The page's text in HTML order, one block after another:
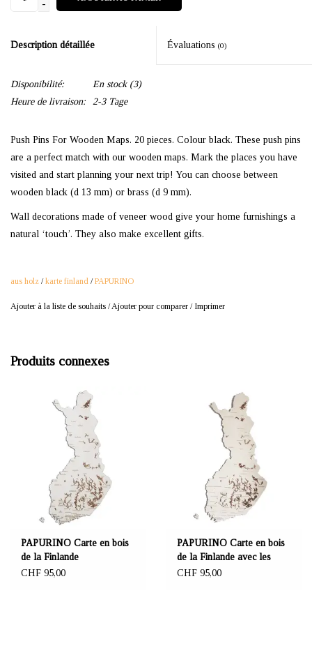
-
Description détaillée Évaluations (0)
Disponibilité: En stock(3)
Heure de livraison:
2-3 Tage
Push Pins For Wooden Maps. 20 pieces. Colour black. These push pins
are a perfect match with our wooden maps. Mark the places you have
visited and start planning your next trip! You can choose between
wooden black (d 13 mm) or brass (d 9 mm).
Wall decorations made of veneer wood give your home furnishings a
natural ‘touch’. They also make excellent gifts.
aus holz /karte finland /PAPURINO
Ajouter à la liste de souhaits /Ajouter pour comparer / Imprimer
Produits connexes
PAPURINO Carte en bois
de la Finlande
CHF 95,00
PAPURINO Carte en bois
de la Finlande avec les
parcs nationaux
CHF 95,00